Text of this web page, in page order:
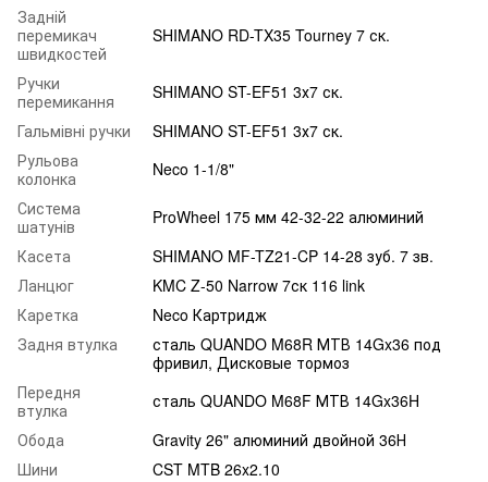
Задній
перемикач
швидкостей
SHIMANO RD-TX35 Tourney 7 ск.
Ручки
перемикання
SHIMANO ST-EF51 3х7 ск.
Гальмівні ручки
SHIMANO ST-EF51 3х7 ск.
Рульова
колонка
Neco 1-1/8"
Система
шатунів
ProWheel 175 мм 42-32-22 алюминий
Касета
SHIMANO MF-TZ21-CP 14-28 зуб. 7 зв.
Ланцюг
KMC Z-50 Narrow 7ск 116 link
Каретка
Neco Картридж
Задня втулка
сталь QUANDO M68R МТВ 14Gx36 под
фривил, Дисковые тормоз
Передня
втулка
сталь QUANDO M68F МТВ 14Gx36H
Обода
Gravity 26" алюминий двойной 36Н
Шини
CST MTB 26x2.10